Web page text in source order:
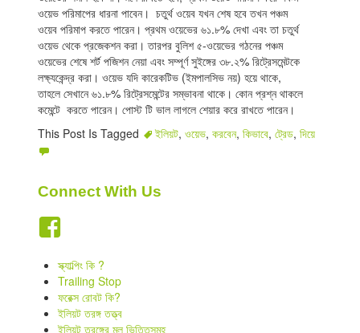
ওয়েভ পরিমাপের ধারনা পাবেন। চতুর্থ ওয়েব যখন শেষ হবে তখন পঞ্চম
ওয়েব পরিমাপ করতে পারেন। প্রথম ওয়েভের ৬১.৮% দেখা এবং তা চতুর্থ
ওয়েভ থেকে প্রজেকশন করা। তারপর বুলিশ ৫-ওয়েভের গঠনের পঞ্চম
ওয়েভের শেষে শর্ট পজিশন নেয়া এবং সম্পূর্ণ সুইঙ্গের ৩৮.২% রিট্রেসমেন্টকে
লক্ষ্যকেন্দ্র করা। ওয়েভ যদি কারেকটিভ (ইমপালসিভ নয়) হয়ে থাকে,
তাহলে সেখানে ৬১.৮% রিট্রেসমেন্টের সম্ভাবনা থাকে। কোন প্রশ্ন থাকলে
কমেন্টে করতে পারেন। পোস্ট টি ভাল লাগলে শেয়ার করে রাখতে পারেন।
This Post Is Tagged
ইলিয়ট,ওয়েভ,করবেন,কিভাবে,ট্রেড,দিয়ে
Connect With Us
স্ক্যাল্পিং কি ?
Trailing Stop
ফরেক্স রোবট কি?
ইলিয়ট তরঙ্গ তত্ত্ব
ইলিয়ট তরঙ্গের মূল ভিত্তিসমূহ